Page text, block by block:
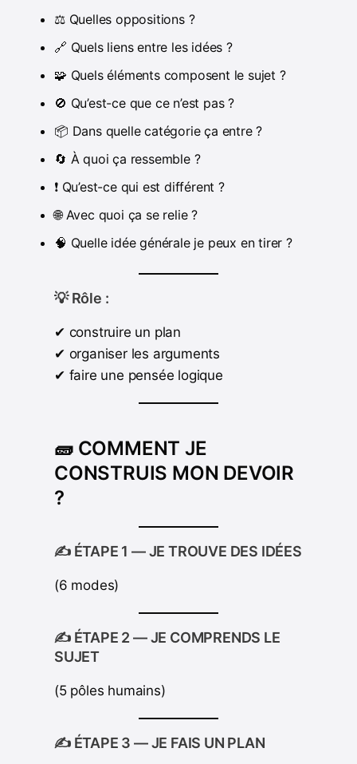
⚖️ Quelles oppositions ?
🔗 Quels liens entre les idées ?
🧩 Quels éléments composent le sujet ?
🚫 Qu’est-ce que ce n’est pas ?
📦 Dans quelle catégorie ça entre ?
🔄 À quoi ça ressemble ?
❗ Qu’est-ce qui est différent ?
🌐 Avec quoi ça se relie ?
🧠 Quelle idée générale je peux en tirer ?
💡 Rôle :
✔ construire un plan
✔ organiser les arguments
✔ faire une pensée logique
🧱 COMMENT JE
CONSTRUIS MON DEVOIR
?
✍️ ÉTAPE 1 — JE TROUVE DES IDÉES
(6 modes)
✍️ ÉTAPE 2 — JE COMPRENDS LE
SUJET
(5 pôles humains)
✍️ ÉTAPE 3 — JE FAIS UN PLAN